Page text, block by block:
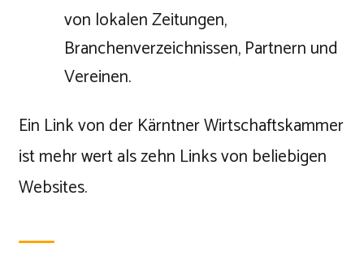
von lokalen Zeitungen,
Branchenverzeichnissen, Partnern und
Vereinen.
Ein Link von der Kärntner Wirtschaftskammer
ist mehr wert als zehn Links von beliebigen
Websites.